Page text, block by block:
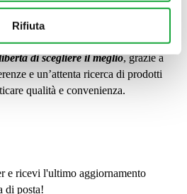
Rifiuta
di scegliere il meglio, grazie a
e un’attenta ricerca di prodotti
qualità e convenienza.
e ricevi l'ultimo aggiornamento
di posta!